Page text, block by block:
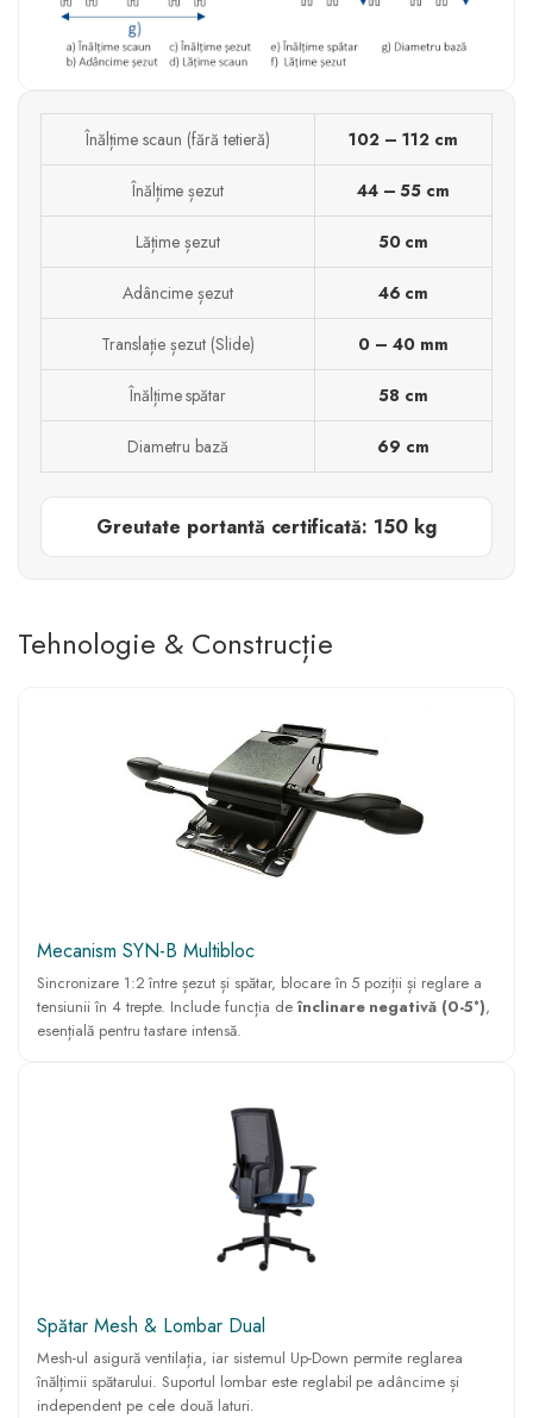
Înălțime scaun (fără tetieră) 102 – 112 cm
Înălțime șezut 44 – 55 cm
Lățime șezut 50 cm
Adâncime șezut 46 cm
Translație șezut (Slide) 0 – 40 mm
Înălțime spătar 58 cm
Diametru bază 69 cm
Greutate portantă certificată: 150 kg
Tehnologie & Construcție
Mecanism SYN-B Multibloc
Sincronizare 1:2 între șezut și spătar, blocare în 5 poziții și reglare a
tensiunii în 4 trepte. Include funcția deînclinare negativă (0-5°),
esențială pentru tastare intensă.
Spătar Mesh & Lombar Dual
Mesh-ul asigură ventilația, iar sistemul Up-Down permite reglarea
înălțimii spătarului. Suportul lombar este reglabil pe adâncime și
independent pe cele două laturi.